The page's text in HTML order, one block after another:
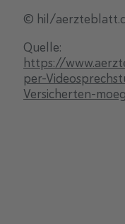
© hil/
Quelle:
https://
per-
Versicherten-